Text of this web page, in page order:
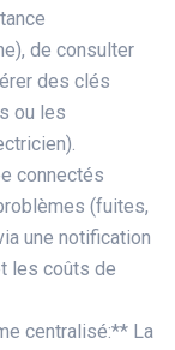
de consulter
des clés
ou les
connectés
(fuites,
une notification
les coûts de
centralisé:** La